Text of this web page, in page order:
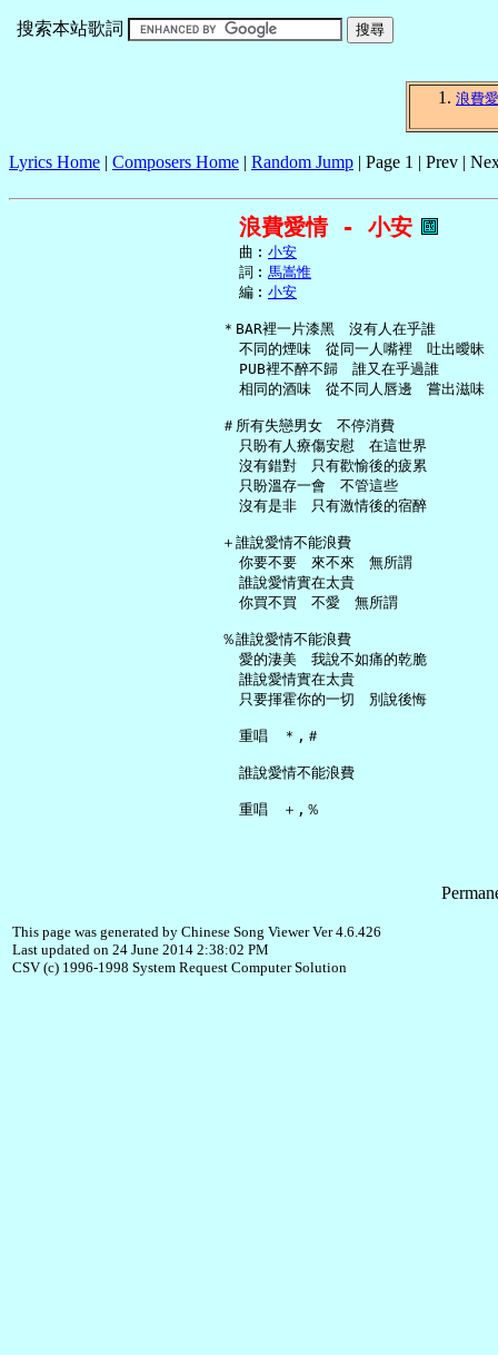
搜索本站歌詞
浪費
Lyrics Home | Composers Home | Random Jump | Page 1 | Prev |
浪費愛情 - 小安
     曲︰
小安
     詞︰
馬嵩惟
     編︰
小安
   ＊BAR裡一片漆黑　沒有人在乎誰
     不同的煙味　從同一人嘴裡　吐出曖昧
     PUB裡不醉不歸　誰又在乎過誰
     相同的酒味　從不同人唇邊　嘗出滋味
   ＃所有失戀男女　不停消費
     只盼有人療傷安慰　在這世界
     沒有錯對　只有歡愉後的疲累
     只盼溫存一會　不管這些
     沒有是非　只有激情後的宿醉
   ＋誰說愛情不能浪費
     你要不要　來不來　無所謂
     誰說愛情實在太貴
     你買不買　不愛　無所謂
   ％誰說愛情不能浪費
     愛的淒美　我說不如痛的乾脆
     誰說愛情實在太貴
     只要揮霍你的一切　別說後悔
     重唱　＊,＃
     誰說愛情不能浪費
This page was generated by Chinese Song Viewer Ver 4.6.426
Last updated on 24 June 2014 2:38:02 PM
CSV (c) 1996-1998 System Request Computer Solution